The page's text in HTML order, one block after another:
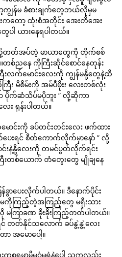
ျွန်မ ခံစားချက်တွေဘယ်လိုမှမ
းကတော့ ထုံးစံအတိုင်း အေးတိအေး
ါ ယားနေရပါတယ်။
မတို့တတ်အပ်တဲ့ မာယာတွေကို တိုက်စစ်
စ်ညနေ ကိုကြီးဆိုင်စောင်နေတုန်း
းလက်မောင်းလေးကို ကျွန်မနို့တွေနဲ့ထိ
း မိစိမ်းကို အမ်ပီဖိုးး လေးတစ်လုံး
မှာ ပိုက်ဆံသိပ်မပိုဘူး ” လို့ဆိုကာ
း ရုန်းပါတယ်။
င်းကို ခပ်တင်းတင်းလေး ဖက်ထား
ပေးရင် စိတ်ကောက်လိုက်မှာနော် ” လို့
င်းနဲ့နို့လေးကို တမင်ပွတ်လိုက်ရင်း
တစ်ယောက် တံတွေးတွေ မျိုချနေ
ခွာပေးလိုက်ပါတယ်။ ဒီနောက်ပိုင်း
ကိုကြည့်တဲ့အကြည့်တွေ မရိုးသား
ကြာခဏ ခိုးခိုးကြည့်တတ်ပါတယ်။
င် တတ်နိုင်သလောက် ခပ်နွဲ့နွဲ့လေး
အမောပေါ့။
စရမှာမို့မဝံ့မရဲနဲ့ပေါ့ သူကလည်း